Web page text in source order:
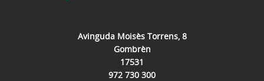
Avinguda Moisès Torrens, 8
Gombrèn
17531
972 730 300